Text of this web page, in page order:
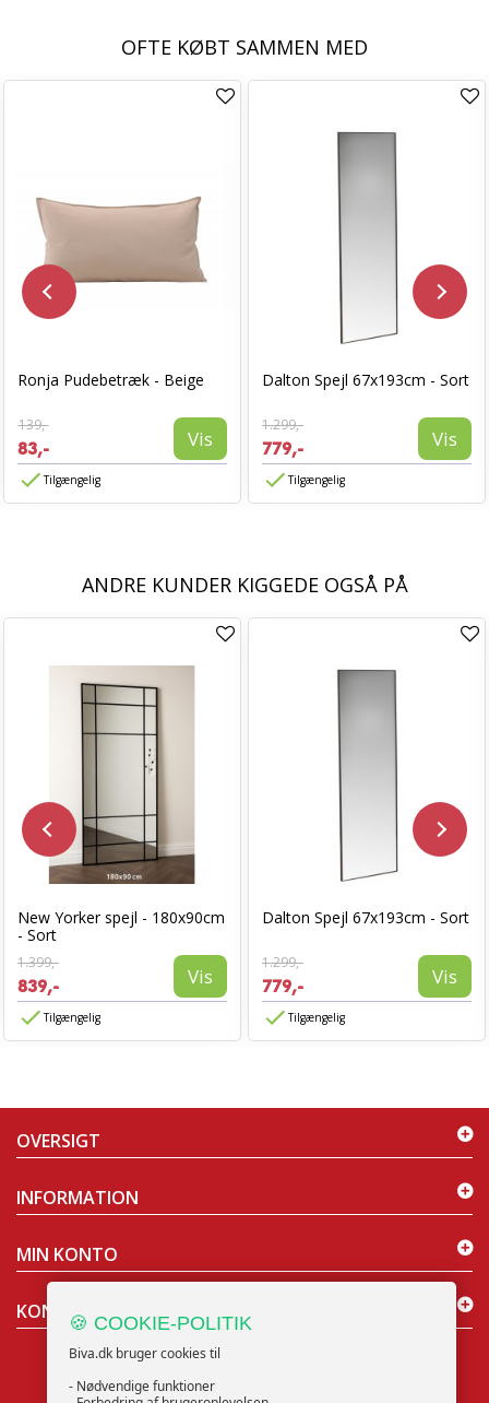
OFTE KØBT SAMMEN MED
Ronja Pudebetræk - Beige
139,-
83,- Vis
Tilgængelig
Dalton Spejl 67x193cm - Sort
1.299,-
779,- Vis
Tilgængelig
ANDRE KUNDER KIGGEDE OGSÅ PÅ
New Yorker spejl - 180x90cm
- Sort
1.399,-
839,- Vis
Tilgængelig
Dalton Spejl 67x193cm - Sort
1.299,-
779,- Vis
Tilgængelig
OVERSIGT
INFORMATION
MIN KONTO
KONTAKT OS
🍪 COOKIE-POLITIK
Biva.dk bruger cookies til
- Nødvendige funktioner